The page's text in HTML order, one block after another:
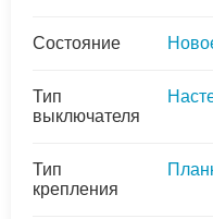
Состояние
Тип
выключателя
Тип
крепления